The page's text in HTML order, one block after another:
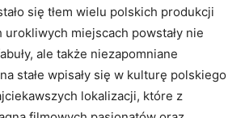
się tłem wielu polskich produkcji
miejscach powstały nie‌
ale także⁤ niezapomniane
stałe wpisały się w kulturę polskiego
‍lokalizacji, które​ z